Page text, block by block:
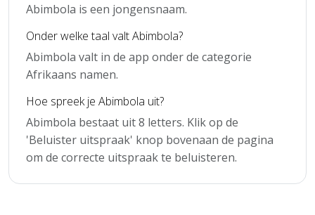
Abimbola is een jongensnaam.
Onder welke taal valt Abimbola?
Abimbola valt in de app onder de categorie
Afrikaans namen.
Hoe spreek je Abimbola uit?
Abimbola bestaat uit 8 letters. Klik op de
'Beluister uitspraak' knop bovenaan de pagina
om de correcte uitspraak te beluisteren.